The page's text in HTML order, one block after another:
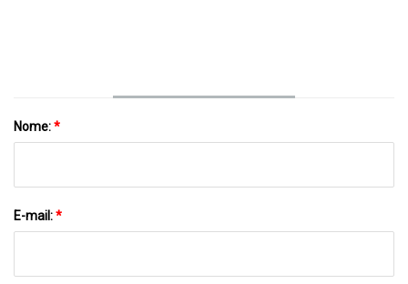
Nome:*
E-mail:*